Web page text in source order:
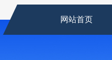
网站首页